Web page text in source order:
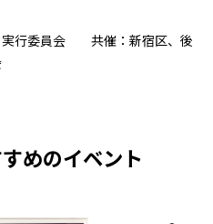
実行委員会 共催：新宿区、後
めのイベント